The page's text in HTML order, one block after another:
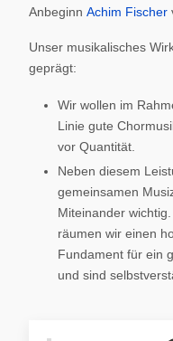
Anbeginn Achim Fischer
Unser musikalisches
geprägt:
Wir wollen im
Linie gute
vor Quantität.
Neben diesem
gemeinsamen
Miteinander
räumen wir einen
Fundament für ein
und sind